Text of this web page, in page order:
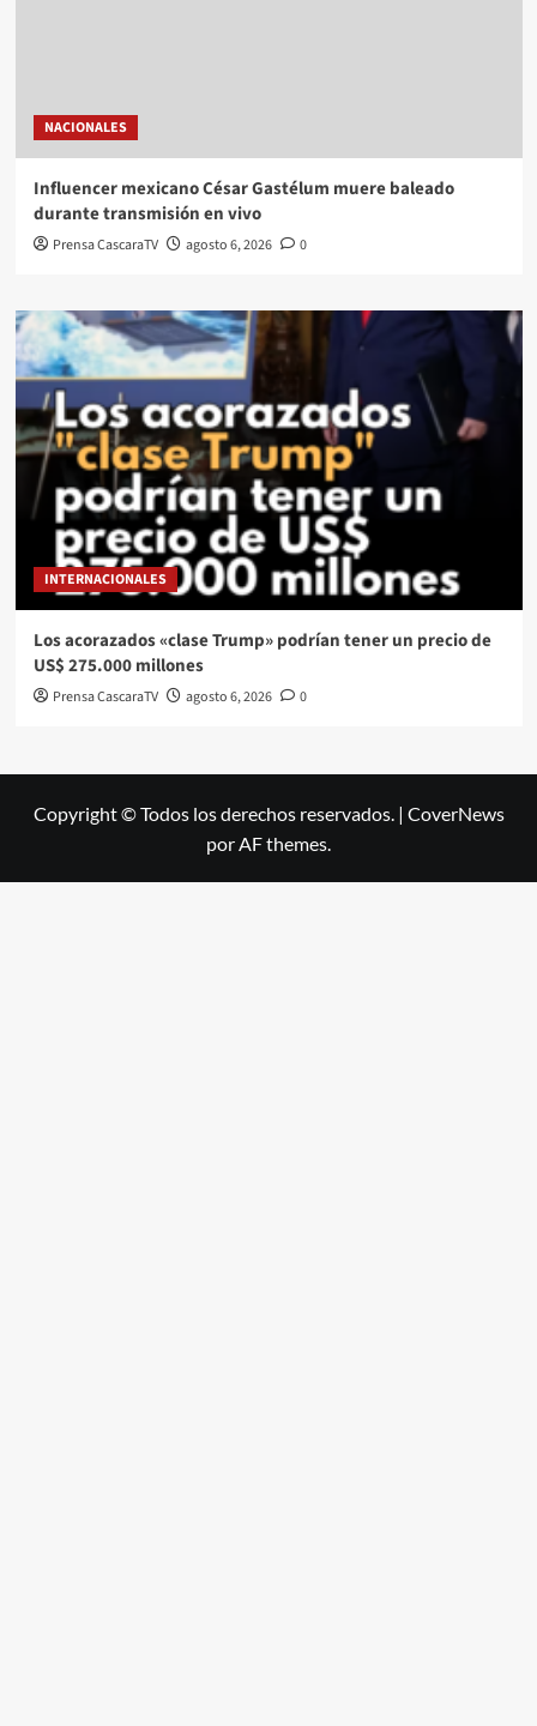
NACIONALES
Influencer mexicano César Gastélum muere baleado
durante transmisión en vivo
Prensa CascaraTV agosto 6, 2026 0
INTERNACIONALES
Los acorazados «clase Trump» podrían tener un precio de
US$ 275.000 millones
Prensa CascaraTV agosto 6, 2026 0
Copyright © Todos los derechos reservados. | CoverNews
por AF themes.